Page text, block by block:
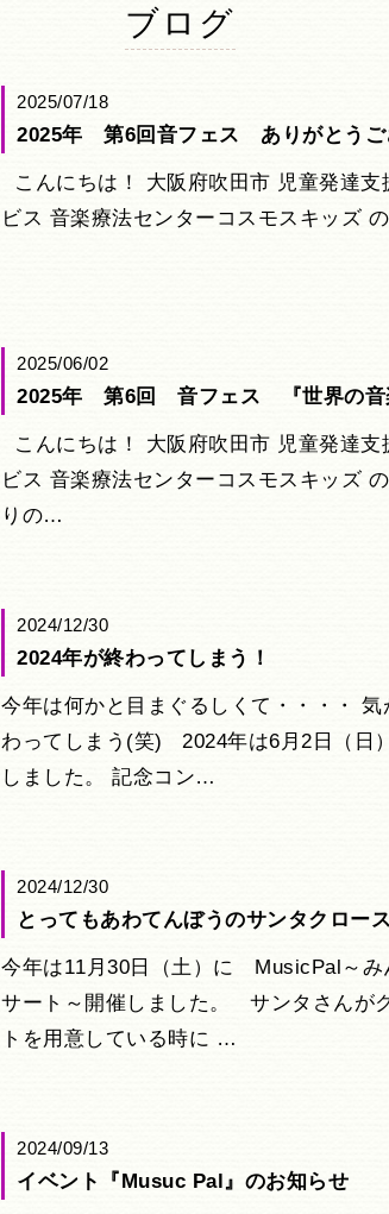
ブログ
2025/07/18
2025年 第6回音フェス ありがとうご
こんにちは！ 大阪府吹田市 児童発達支
ビス 音楽療法センターコスモスキッ
2025/06/02
2025年 第6回 音フェス 『世界の音
こんにちは！ 大阪府吹田市 児童発達支
ビス 音楽療法センターコスモスキッズ
りの…
2024/12/30
2024年が終わってしまう！
今年は何かと目まぐるしくて・・・・
わってしまう(笑) 2024年は6月2日（日
しました。 記念コン…
2024/12/30
とってもあわてんぼうのサンタクロース
今年は11月30日（土）に MusicPal～み
サート～開催しました。 サンタさんが
トを用意している時に …
2024/09/13
イベント『Musuc Pal』のお知らせ